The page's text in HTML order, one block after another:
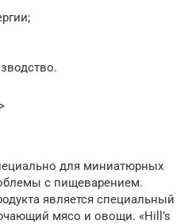
для миниатюрных
с пищеварением.
является специальный
мясо и овощи. «Hill’s